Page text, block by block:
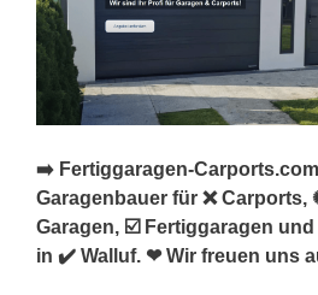
➡️ Fertiggaragen-
Garagenbauer für ❌
Garagen, ☑️ Fertiggaragen
in ✔️ Walluf. ❤ Wir freuen uns